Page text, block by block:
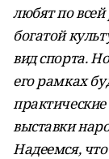
любят по всей
богатой
вид спорта.
его рамках
выставки
Надеемся,